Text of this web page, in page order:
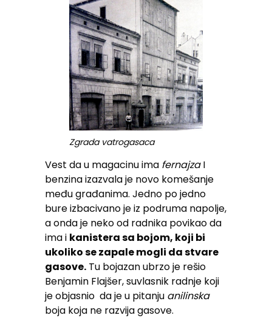
Zgrada vatrogasaca
Vest da u magacinu ima fernajzaI
benzina izazvala je novo komešanje
među građanima. Jedno po jedno
bure izbacivano je iz podruma napolje,
a onda je neko od radnika povikao da
ima i kanistera sa bojom, koji bi
ukoliko se zapale mogli da stvare
gasove. Tu bojazan ubrzo je rešio
Benjamin Flajšer, suvlasnik radnje koji
je objasnio da je u pitanju anilinska
boja koja ne razvija gasove.